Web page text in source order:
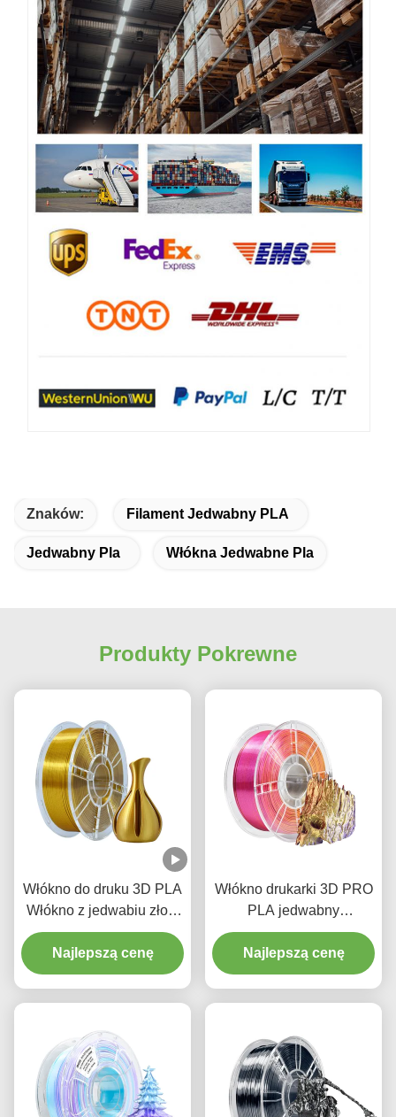
Znaków: Filament Jedwabny PLA
Jedwabny Pla Włókna Jedwabne Pla
Produkty Pokrewne
Włókno do druku 3D PLA
Włókno z jedwabiu złota
1,75 mm 1 kg Materiał do
druku 3D PLA
Najlepszą cenę
Włókno drukarki 3D PRO
PLA jedwabny
trójkolorowy czerwony
złoty fioletowy 1,75 mm
Najlepszą cenę